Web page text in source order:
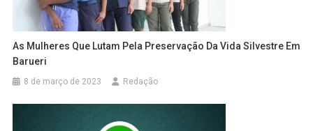
As Mulheres Que Lutam Pela Preservação Da Vida Silvestre Em
Barueri
8 de março de 2023 Redação